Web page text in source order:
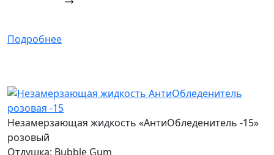
Подробнее
Незамерзающая жидкость «АнтиОбледенитель -15»
розовый
Отдушка: Bubble Gum